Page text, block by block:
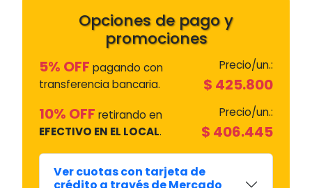
Opciones de pago y
promociones
5% OFF pagando con
transferencia bancaria.
Precio/un.:
$ 425.800
10% OFF retirando en
EFECTIVO EN EL LOCAL.
Precio/un.:
$ 406.445
Ver cuotas con tarjeta de
crédito a través de Mercado